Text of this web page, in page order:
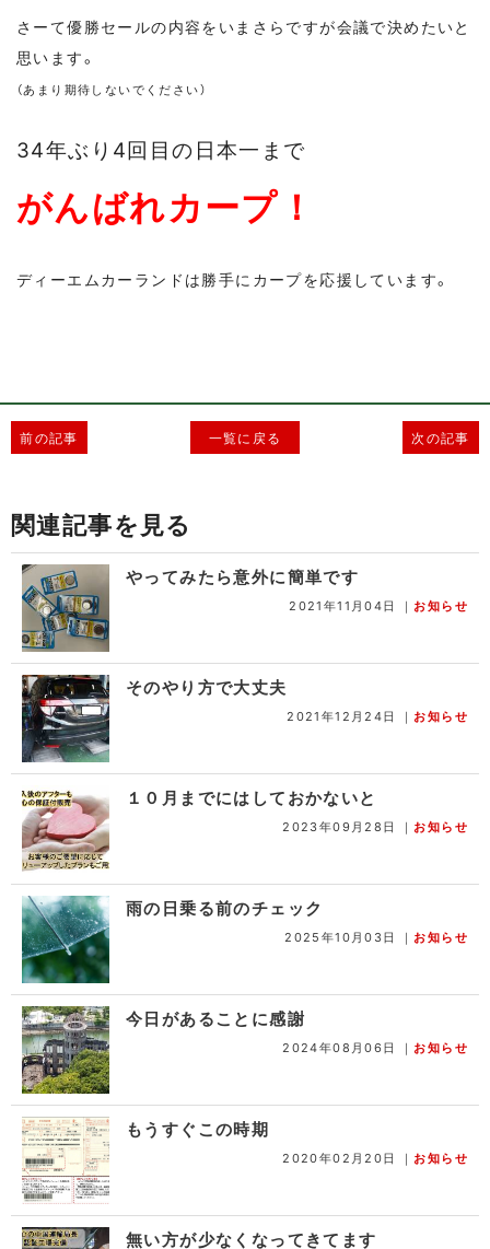
さーて優勝セールの内容をいまさらですが会議で決めたいと
思います。
（あまり期待しないでください）
34年ぶり4回目の日本一まで
がんばれカープ！
ディーエムカーランドは勝手にカープを応援しています。
前の記事 一覧に戻る 次の記事
関連記事を見る
やってみたら意外に簡単です
2021年11月04日 ｜お知らせ
そのやり方で大丈夫
2021年12月24日 ｜お知らせ
１０月までにはしておかないと
2023年09月28日 ｜お知らせ
雨の日乗る前のチェック
2025年10月03日 ｜お知らせ
今日があることに感謝
2024年08月06日 ｜お知らせ
もうすぐこの時期
2020年02月20日 ｜お知らせ
無い方が少なくなってきてます